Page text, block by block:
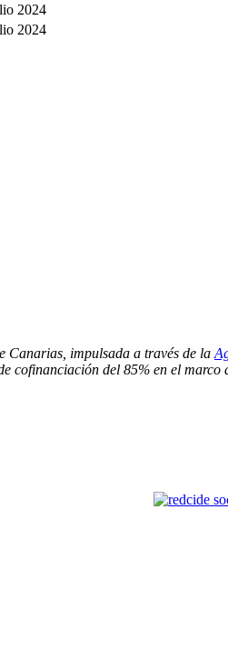
2024
2024
Canarias, impulsada a través de la
cofinanciación del 85% en el marco